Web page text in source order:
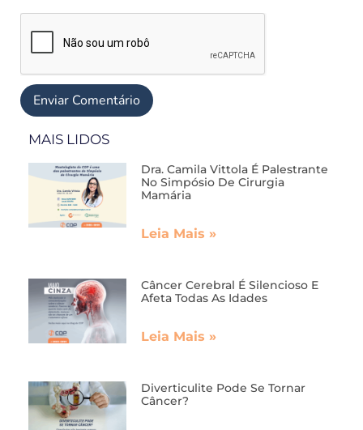
MAIS LIDOS
Dra. Camila Vittola É Palestrante
No Simpósio De Cirurgia
Mamária
Leia Mais »
Câncer Cerebral É Silencioso E
Afeta Todas As Idades
Leia Mais »
Diverticulite Pode Se Tornar
Câncer?